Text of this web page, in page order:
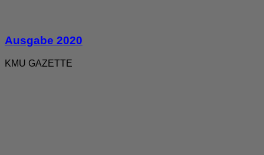
Ausgabe 2020
KMU GAZETTE